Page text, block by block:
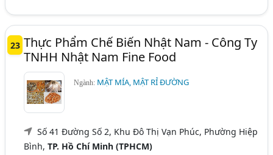
23 Thực Phẩm Chế Biến Nhật Nam - Công Ty
TNHH Nhật Nam Fine Food
Ngành: MẬT MÍA, MẬT RỈ ĐƯỜNG
Số 41 Đường Số 2, Khu Đô Thị Vạn Phúc, Phường Hiệp
Bình,TP. Hồ Chí Minh (TPHCM)